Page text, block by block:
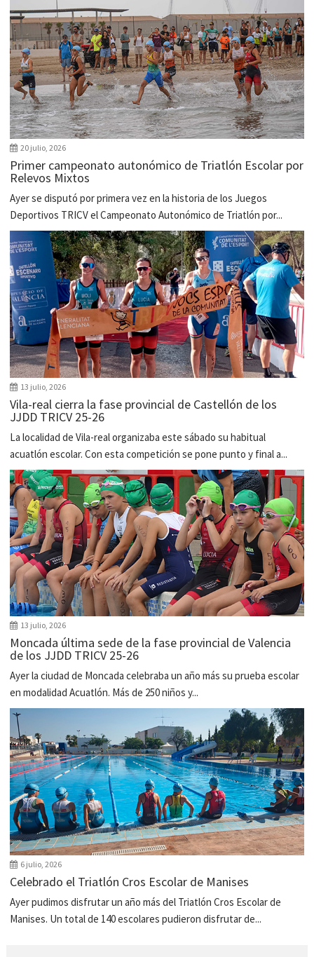
20 julio, 2026
Primer campeonato autonómico de Triatlón Escolar por
Relevos Mixtos
Ayer se disputó por primera vez en la historia de los Juegos
Deportivos TRICV el Campeonato Autonómico de Triatlón por...
13 julio, 2026
Vila-real cierra la fase provincial de Castellón de los
JJDD TRICV 25-26
La localidad de Vila-real organizaba este sábado su habitual
acuatlón escolar. Con esta competición se pone punto y final a...
13 julio, 2026
Moncada última sede de la fase provincial de Valencia
de los JJDD TRICV 25-26
Ayer la ciudad de Moncada celebraba un año más su prueba escolar
en modalidad Acuatlón. Más de 250 niños y...
6 julio, 2026
Celebrado el Triatlón Cros Escolar de Manises
Ayer pudimos disfrutar un año más del Triatlón Cros Escolar de
Manises. Un total de 140 escolares pudieron disfrutar de...